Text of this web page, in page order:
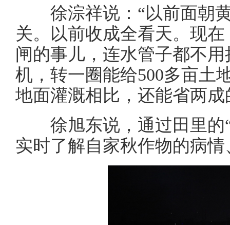
徐淙祥说：“以前面朝黄
关。以前收成全看天。现
闸的事儿，连水管子都不
机，转一圈能给500多亩土
地面灌溉相比，还能省两
徐旭东说，通过田里的“
实时了解自家秋作物的病